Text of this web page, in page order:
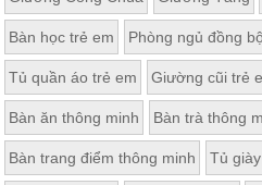
Bàn học trẻ em Phòng ngủ đồng bộ
Tủ quần áo trẻ em Giường cũi trẻ
Bàn ăn thông minh Bàn trà thông
Bàn trang điểm thông minh Tủ